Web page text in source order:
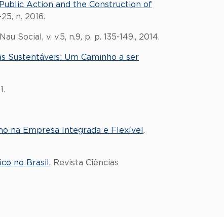
Public Action and the Construction of
n. 2016.
Social, v. v.5, n.9, p. p. 135-149., 2014.
Sustentáveis: Um Caminho a ser
na Empresa Integrada e Flexível .
no Brasil . Revista Ciências